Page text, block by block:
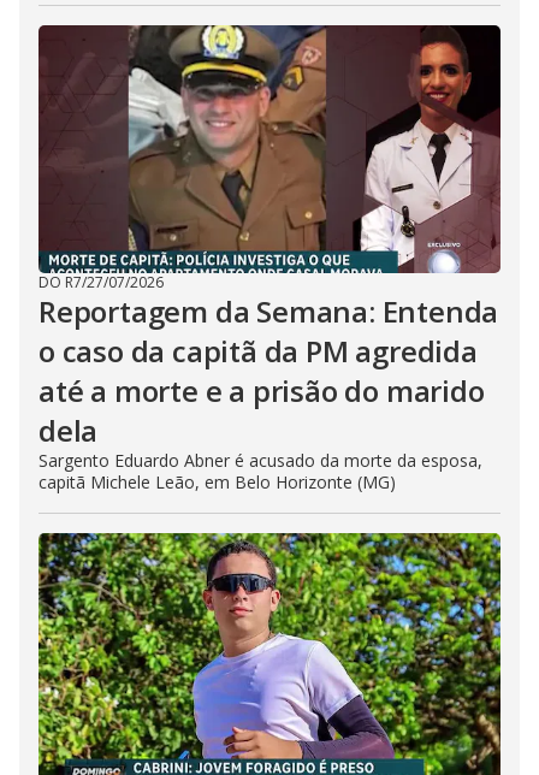
DO R7/27/07/2026
Reportagem da Semana: Entenda
o caso da capitã da PM agredida
até a morte e a prisão do marido
dela
Sargento Eduardo Abner é acusado da morte da esposa,
capitã Michele Leão, em Belo Horizonte (MG)